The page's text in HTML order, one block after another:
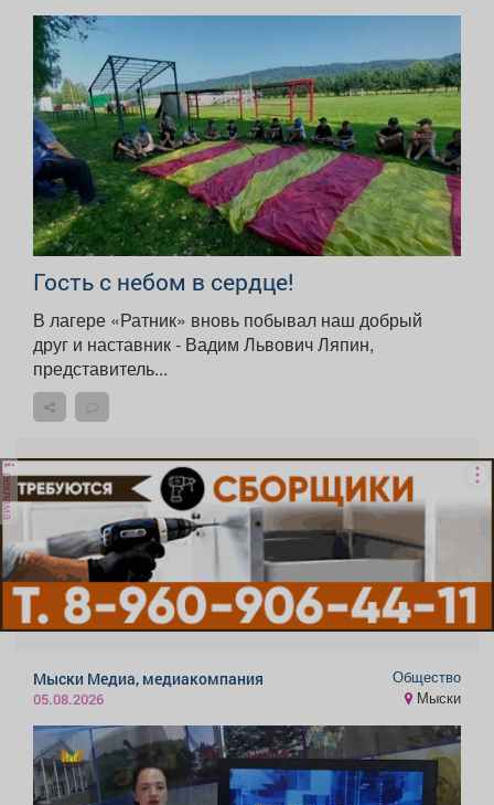
Гость с небом в сердце!
В лагере «Ратник» вновь побывал наш добрый
друг и наставник - Вадим Львович Ляпин,
представитель...
реклама
Мыски Медиа, медиакомпания
05.08.2026
Общество
Мыски